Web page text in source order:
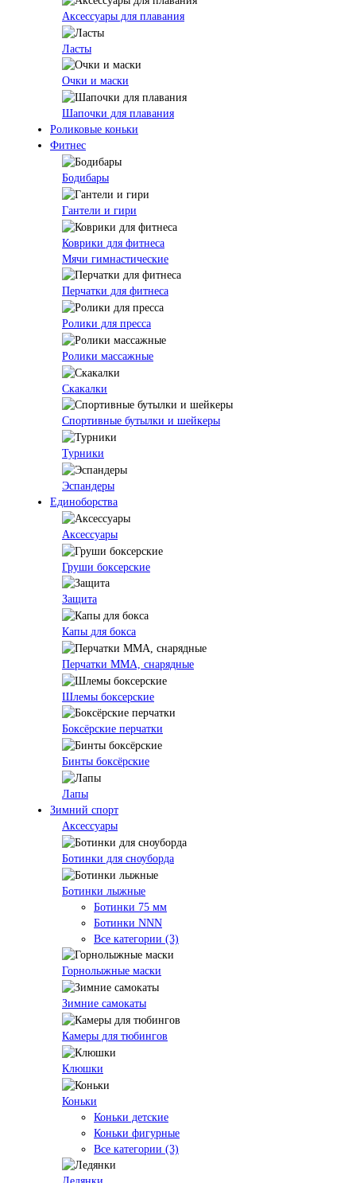
Аксессуары для плавания
Ласты
Очки и маски
Шапочки для плавания
Роликовые коньки
Фитнес
Бодибары
Гантели и гири
Коврики для фитнеса
Мячи гимнастические
Перчатки для фитнеса
Ролики для пресса
Ролики массажные
Скакалки
Спортивные бутылки и шейкеры
Турники
Эспандеры
Единоборства
Аксессуары
Груши боксерские
Защита
Капы для бокса
Перчатки ММА, снарядные
Шлемы боксерские
Боксёрские перчатки
Бинты боксёрские
Лапы
Зимний спорт
Аксессуары
Ботинки для сноуборда
Ботинки лыжные
Ботинки 75 мм
Ботинки NNN
Все категории (3)
Горнолыжные маски
Зимние самокаты
Камеры для тюбингов
Клюшки
Коньки
Коньки детские
Коньки фигурные
Все категории (3)